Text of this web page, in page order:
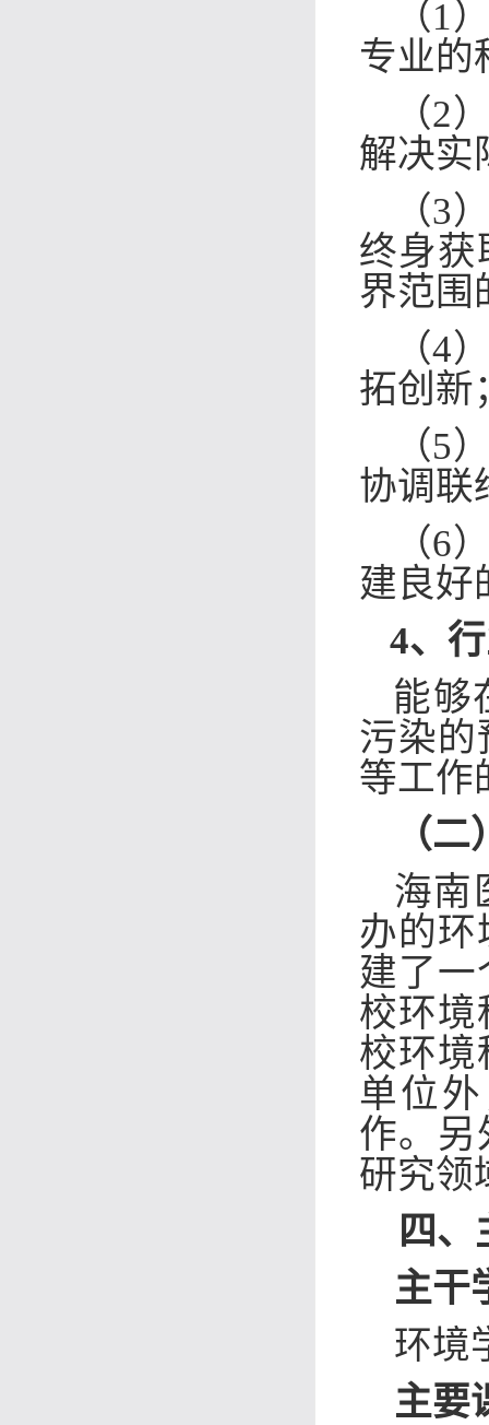
（1
专业的
（2
解决实
（3
终身获
界范围
（4
拓创新
（5
协调联
（6
建良好
4、
能够
污染的
等工作
（二
海南
办的环
建了
校环境
校环境
单位
作。另
研究领
四
主干
环境
主要